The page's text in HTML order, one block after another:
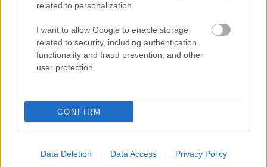
related to personalization.
I want to allow Google to enable storage
related to security, including authentication
functionality and fraud prevention, and other
user protection.
CONFIRM
Data Deletion Data Access Privacy Policy
Volvo Xc90
Szín:
Üzemanyag:
16 990 000 Ft
Ford Tourneo
Üzemanyag: Dízel
17 990 000 Ft